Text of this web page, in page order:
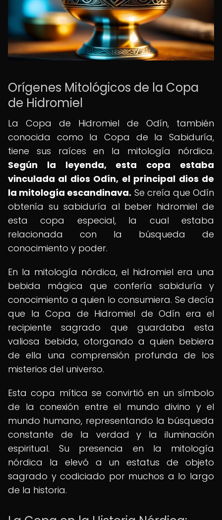
Orígenes Mitológicos de la Copa
de Hidromiel
La Copa de Hidromiel de Odín, también
conocida como la Copa de la Sabiduría,
tiene sus raíces en la mitología nórdica.
Según la leyenda, esta copa estaba
vinculada al dios Odín, el principal dios de
la mitología escandinava. Se creía que Odín
obtenía su sabiduría al beber hidromiel de
esta copa especial, la cual estaba
relacionada con la búsqueda de
conocimiento y poder.
En la mitología nórdica, el hidromiel era una
bebida mágica que confería sabiduría y
conocimiento a quien lo consumiera. Se decía
que la Copa de Hidromiel de Odín era el
recipiente sagrado que guardaba esta
valiosa bebida, otorgando a quien bebiera
de ella una comprensión profunda de los
misterios del universo.
Esta copa mítica se convirtió en un símbolo
de la conexión entre el mundo divino y el
mundo humano, representando la búsqueda
constante de la verdad y la iluminación
espiritual. Su presencia en la mitología
nórdica la elevó a un estatus de objeto
sagrado y codiciado por muchos a lo largo
de la historia.